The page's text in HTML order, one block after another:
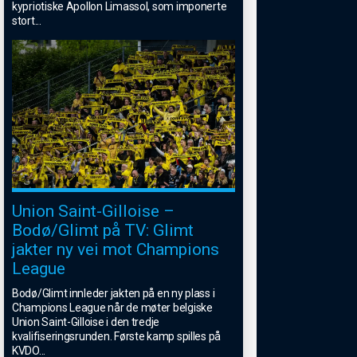
kypriotiske Apollon Limassol, som imponerte
stort...
Union Saint-Gilloise –
Bodø/Glimt på TV: Glimt
jakter ny vei mot Champions
League
Bodø/Glimt innleder jakten på en ny plass i
Champions League når de møter belgiske
Union Saint-Gilloise i den tredje
kvalifiseringsrunden. Første kamp spilles på
KVDO...